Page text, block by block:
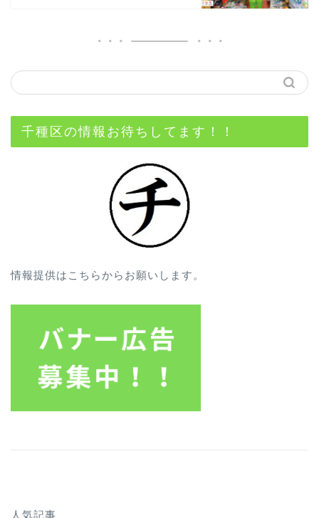
千種区の情報お待ちしてます！！
情報提供はこちらからお願いします。
人気記事